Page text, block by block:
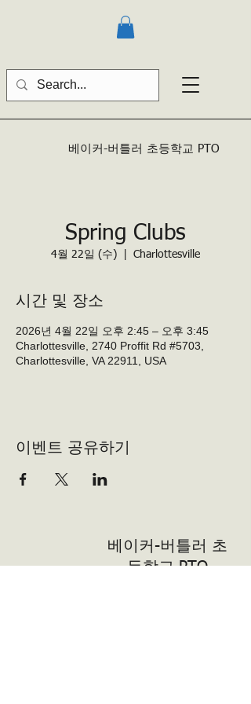
베이커-버틀러 초등학교 PTO
Spring Clubs
4월 22일 (수) Charlottesville
시간 및 장소
2026년 4월 22일 오후 2:45 – 오후 3:45
Charlottesville, 2740 Proffit Rd #5703,
Charlottesville, VA 22911, USA
이벤트 공유하기
베이커-버틀러 초
등학교 PTO